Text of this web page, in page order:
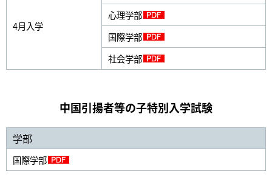
4月入学
心理学部
国際学部
社会学部
中国引揚者等の子特別入学試験
学部
国際学部